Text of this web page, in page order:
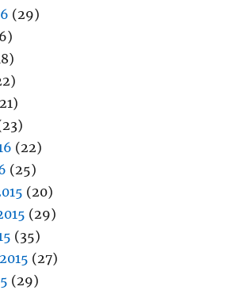
(29)
(22)
(25)
(20)
(29)
(35)
(27)
(29)